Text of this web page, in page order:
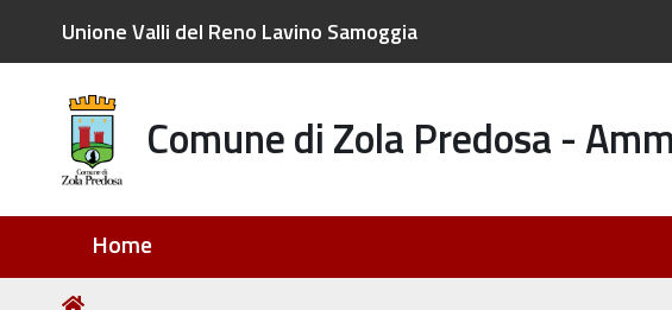
Unione Valli del Reno Lavino Samoggia
Comune di Zola Predosa -
Home
Tu